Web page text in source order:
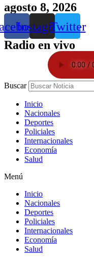
agosto 8, 2026
InstagramTwitter
Radio en vivo
Buscar
Inicio
Nacionales
Deportes
Policiales
Internacionales
Economía
Salud
Menú
Inicio
Nacionales
Deportes
Policiales
Internacionales
Economía
Salud